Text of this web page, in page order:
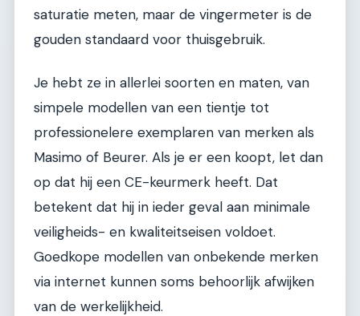
saturatie meten, maar de vingermeter is de
gouden standaard voor thuisgebruik.
Je hebt ze in allerlei soorten en maten, van
simpele modellen van een tientje tot
professionelere exemplaren van merken als
Masimo of Beurer. Als je er een koopt, let dan
op dat hij een CE-keurmerk heeft. Dat
betekent dat hij in ieder geval aan minimale
veiligheids- en kwaliteitseisen voldoet.
Goedkope modellen van onbekende merken
via internet kunnen soms behoorlijk afwijken
van de werkelijkheid.